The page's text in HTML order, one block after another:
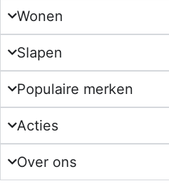
Wonen
Slapen
Populaire merken
Acties
Over ons